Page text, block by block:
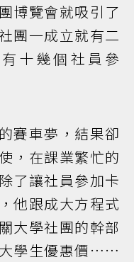
博覽會就吸引了
團一成立就有二
十幾個社員參
賽車夢，結果卻
，在課業繁忙的
了讓社員參加卡
他跟成大方程式
大學社團的幹部
學生優惠價……